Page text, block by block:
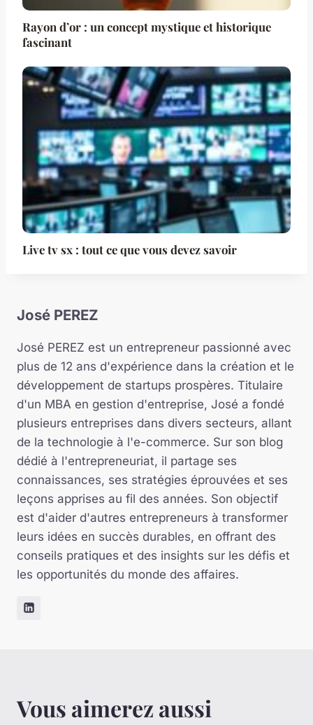
Rayon d’or : un concept mystique et historique
fascinant
Live tv sx : tout ce que vous devez savoir
José PEREZ
José PEREZ est un entrepreneur passionné avec
plus de 12 ans d'expérience dans la création et le
développement de startups prospères. Titulaire
d'un MBA en gestion d'entreprise, José a fondé
plusieurs entreprises dans divers secteurs, allant
de la technologie à l'e-commerce. Sur son blog
dédié à l'entrepreneuriat, il partage ses
connaissances, ses stratégies éprouvées et ses
leçons apprises au fil des années. Son objectif
est d'aider d'autres entrepreneurs à transformer
leurs idées en succès durables, en offrant des
conseils pratiques et des insights sur les défis et
les opportunités du monde des affaires.
Vous aimerez aussi